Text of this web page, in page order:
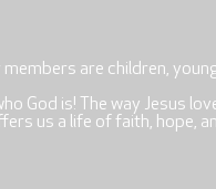
are children,
God is! The way Jesus
us a life of faith, hope,